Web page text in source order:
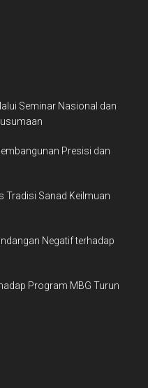
Seminar Nasional dan
Presisi dan
Tradisi Sanad Keilmuan
Negatif terhadap
Program MBG Turun